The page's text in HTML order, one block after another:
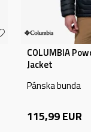
COLUMBIA
Jacket
Pánska bunda
115,99EUR